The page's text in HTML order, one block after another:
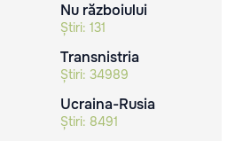
Nu războiului
Știri: 131
Transnistria
Știri: 34989
Ucraina-Rusia
Știri: 8491